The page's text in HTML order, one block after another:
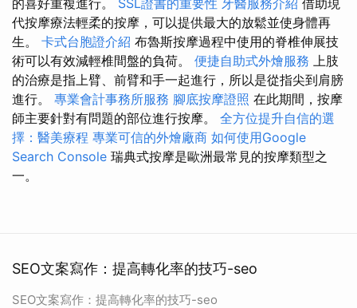
的喜好重複進行。 SSL證書的重要性 牙醫服務介紹 借助現
代按摩療法輕柔的按摩，可以提供最大的放鬆並使身體再
生。 卡式台胞證介紹 布魯斯按摩過程中使用的脊椎伸展技
術可以有效減輕椎間盤的負荷。 便捷自助式外燴服務 上肢
的治療是指上臂、前臂和手一起進行，所以是從指尖到肩膀
進行。 專業會計事務所服務 腳底按摩證照 在此期間，按摩
師主要針對有問題的部位進行按摩。 全方位提升自信的選
擇：醫美療程 專業可信的外燴廠商 如何使用Google
Search Console 瑞典式按摩是歐洲最常見的按摩類型之
一。
SEO文案寫作：提高轉化率的技巧-seo
SEO文案寫作：提高轉化率的技巧-seo